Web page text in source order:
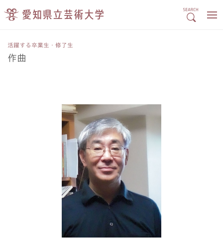
活躍する卒業生・修了生
作曲